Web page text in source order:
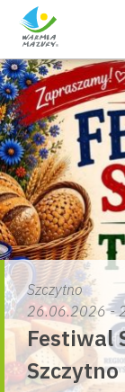
Skip
Szczytno
26.06.2026 -
Festiwal
Szczytno